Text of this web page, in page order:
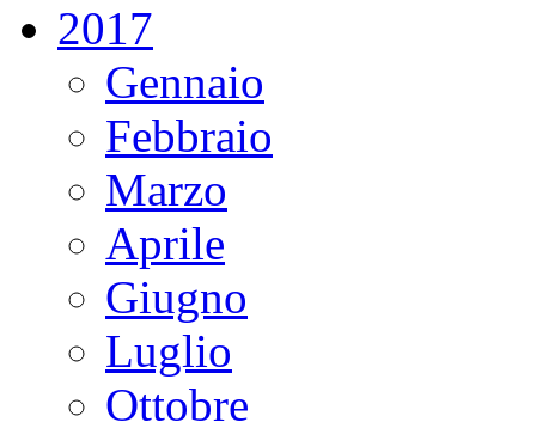
2017
Gennaio
Febbraio
Marzo
Aprile
Giugno
Luglio
Ottobre